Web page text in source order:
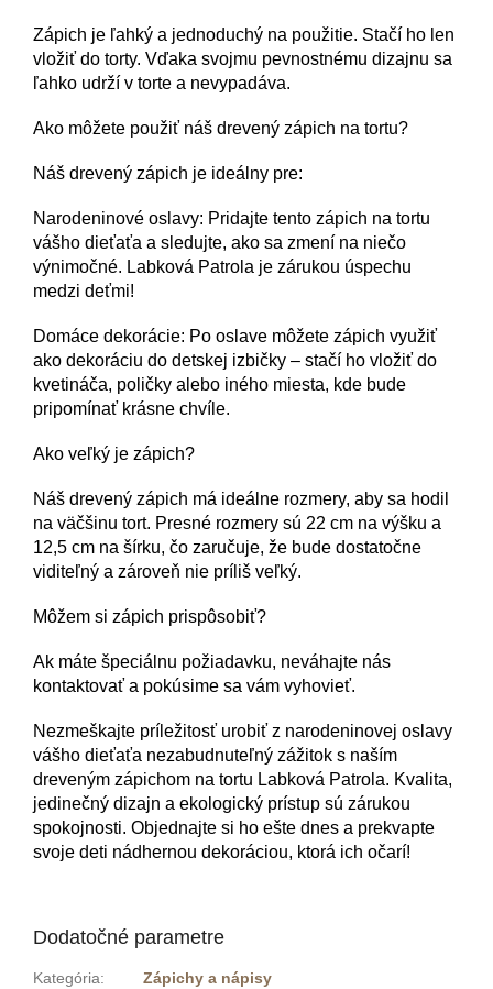
Zápich je ľahký a jednoduchý na použitie. Stačí ho len
vložiť do torty. Vďaka svojmu pevnostnému dizajnu sa
ľahko udrží v torte a nevypadáva.
Ako môžete použiť náš drevený zápich na tortu?
Náš drevený zápich je ideálny pre:
Narodeninové oslavy: Pridajte tento zápich na tortu
vášho dieťaťa a sledujte, ako sa zmení na niečo
výnimočné. Labková Patrola je zárukou úspechu
medzi deťmi!
Domáce dekorácie: Po oslave môžete zápich využiť
ako dekoráciu do detskej izbičky – stačí ho vložiť do
kvetináča, poličky alebo iného miesta, kde bude
pripomínať krásne chvíle.
Ako veľký je zápich?
Náš drevený zápich má ideálne rozmery, aby sa hodil
na väčšinu tort. Presné rozmery sú 22 cm na výšku a
12,5 cm na šírku, čo zaručuje, že bude dostatočne
viditeľný a zároveň nie príliš veľký.
Môžem si zápich prispôsobiť?
Ak máte špeciálnu požiadavku, neváhajte nás
kontaktovať a pokúsime sa vám vyhovieť.
Nezmeškajte príležitosť urobiť z narodeninovej oslavy
vášho dieťaťa nezabudnuteľný zážitok s naším
dreveným zápichom na tortu Labková Patrola. Kvalita,
jedinečný dizajn a ekologický prístup sú zárukou
spokojnosti. Objednajte si ho ešte dnes a prekvapte
svoje deti nádhernou dekoráciou, ktorá ich očarí!
Dodatočné parametre
Kategória:
Zápichy a nápisy